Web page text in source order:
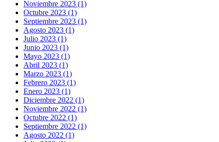
Noviembre 2023 (1)
Octubre 2023 (1)
Septiembre 2023 (1)
Agosto 2023 (1)
Julio 2023 (1)
Junio 2023 (1)
Mayo 2023 (1)
Abril 2023 (1)
Marzo 2023 (1)
Febrero 2023 (1)
Enero 2023 (1)
Diciembre 2022 (1)
Noviembre 2022 (1)
Octubre 2022 (1)
Septiembre 2022 (1)
Agosto 2022 (1)